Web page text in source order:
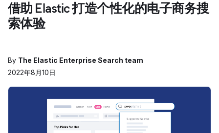
借助 Elastic 打造个性化的电子商务搜
索体验
By The Elastic Enterprise Search team
2022年8月10日